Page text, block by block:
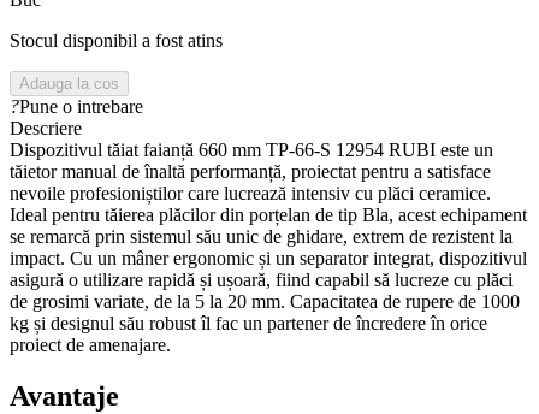
Stocul disponibil a fost atins
Adauga la cos
?Pune o intrebare
Descriere
Dispozitivul tăiat faianță 660 mm TP-66-S 12954 RUBI este un
tăietor manual de înaltă performanță, proiectat pentru a satisface
nevoile profesioniștilor care lucrează intensiv cu plăci ceramice.
Ideal pentru tăierea plăcilor din porțelan de tip Bla, acest echipament
se remarcă prin sistemul său unic de ghidare, extrem de rezistent la
impact. Cu un mâner ergonomic și un separator integrat, dispozitivul
asigură o utilizare rapidă și ușoară, fiind capabil să lucreze cu plăci
de grosimi variate, de la 5 la 20 mm. Capacitatea de rupere de 1000
kg și designul său robust îl fac un partener de încredere în orice
proiect de amenajare.
Avantaje